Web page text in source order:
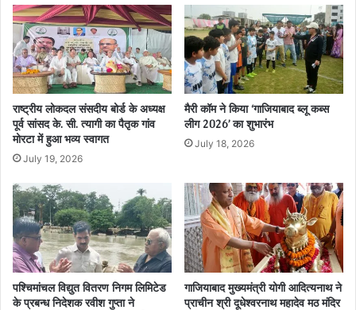
राष्ट्रीय लोकदल संसदीय बोर्ड के अध्यक्ष
पूर्व सांसद के. सी. त्यागी का पैतृक गांव
मोरटा में हुआ भव्य स्वागत
July 19, 2026
मैरी कॉम ने किया ‘गाजियाबाद ब्लू कब्स
लीग 2026’ का शुभारंभ
July 18, 2026
पश्चिमांचल विद्युत वितरण निगम लिमिटेड
के प्रबन्ध निदेशक रवीश गुप्ता ने
गाजियाबाद मुख्यमंत्री योगी आदित्यनाथ ने
प्राचीन श्री दूधेश्वरनाथ महादेव मठ मंदिर